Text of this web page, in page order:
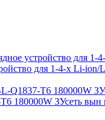
для 1-4-х Li-ion/
180000W ЗУсеть вын